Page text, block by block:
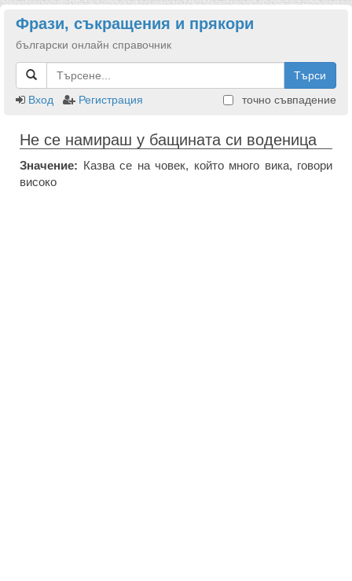
Фрази, съкращения и прякори
български онлайн справочник
Търси
Вход
Регистрация точно съвпадение
Не се намираш у бащината си воденица
Значение: Казва се на човек, който много вика, говори
високо